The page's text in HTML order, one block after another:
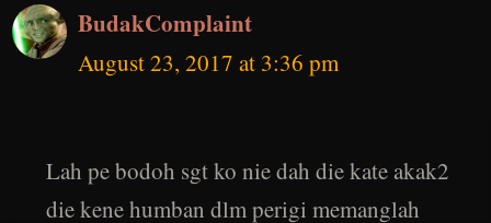
BudakComplaint
August 23, 2017 at 3:36 pm
Lah pe bodoh sgt ko nie dah die kate akak2
die kene humban dlm perigi memanglah